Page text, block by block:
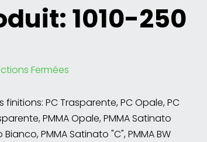
1010-250
Fermées
PC Trasparente, PC Opale, PC
PMMA Opale, PMMA Satinato
PMMA Satinato "C", PMMA BW